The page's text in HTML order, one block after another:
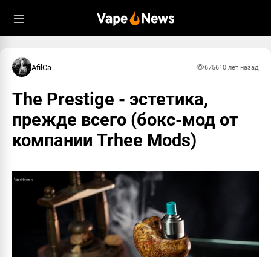
AfilCa 675610 лет назад
The Prestige - эстетика,
прежде всего (бокс-мод от
компании Trhee Mods)